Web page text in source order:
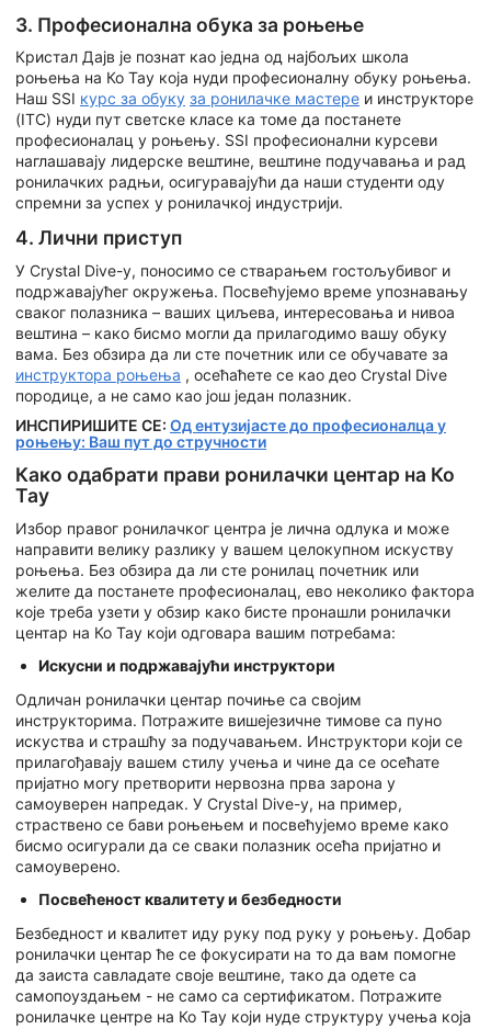
3. Професионална обука за роњење
Кристал Дајв је познат као једна од најбољих школа
роњења на Ко Тау која нуди професионалну обуку роњења.
Наш SSI курс за обуку за ронилачке мастере и инструкторе
(ITC) нуди пут светске класе ка томе да постанете
професионалац у роњењу. SSI професионални курсеви
наглашавају лидерске вештине, вештине подучавања и рад
ронилачких радњи, осигуравајући да наши студенти оду
спремни за успех у ронилачкој индустрији.
4. Лични приступ
У Crystal Dive-у, поносимо се стварањем гостољубивог и
подржавајућег окружења. Посвећујемо време упознавању
сваког полазника – ваших циљева, интересовања и нивоа
вештина – како бисмо могли да прилагодимо вашу обуку
вама. Без обзира да ли сте почетник или се обучавате за
инструктора роњења , осећаћете се као део Crystal Dive
породице, а не само као још један полазник.
ИНСПИРИШИТЕ СЕ: Од ентузијасте до професионалца у
роњењу: Ваш пут до стручности
Како одабрати прави ронилачки центар на Ко
Тау
Избор правог ронилачког центра је лична одлука и може
направити велику разлику у вашем целокупном искуству
роњења. Без обзира да ли сте ронилац почетник или
желите да постанете професионалац, ево неколико фактора
које треба узети у обзир како бисте пронашли ронилачки
центар на Ко Тау који одговара вашим потребама:
Искусни и подржавајући инструктори
Одличан ронилачки центар почиње са својим
инструкторима. Потражите вишејезичне тимове са пуно
искуства и страшћу за подучавањем. Инструктори који се
прилагођавају вашем стилу учења и чине да се осећате
пријатно могу претворити нервозна прва зарона у
самоуверен напредак. У Crystal Dive-у, на пример,
страствено се бави роњењем и посвећујемо време како
бисмо осигурали да се сваки полазник осећа пријатно и
самоуверено.
Посвећеност квалитету и безбедности
Безбедност и квалитет иду руку под руку у роњењу. Добар
ронилачки центар ће се фокусирати на то да вам помогне
да заиста савладате своје вештине, тако да одете са
самопоуздањем - не само са сертификатом. Потражите
ронилачке центре на Ко Тау који нуде структуру учења која